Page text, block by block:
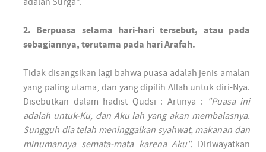
2. Berpuasa selama hari-hari tersebut, atau pada
sebagiannya, terutama pada hari Arafah.
Tidak disangsikan lagi bahwa puasa adalah jenis amalan
yang paling utama, dan yang dipilih Allah untuk diri-Nya.
Disebutkan dalam hadist Qudsi : Artinya :
"Puasa ini
adalah untuk-Ku, dan Aku lah yang akan membalasnya.
Sungguh dia telah meninggalkan syahwat, makanan dan
minumannya semata-mata karena Aku". Diriwayatkan